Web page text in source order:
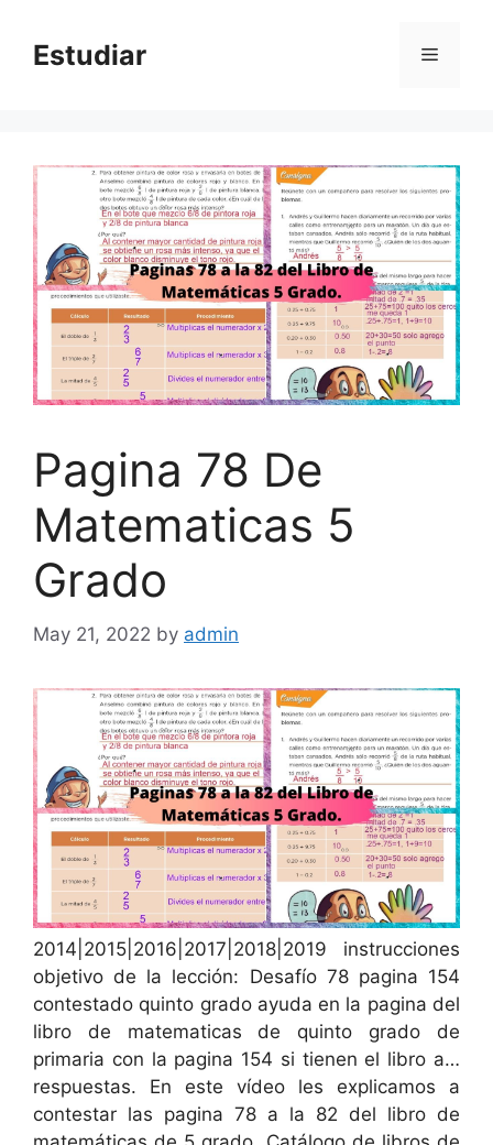
contentEstudiar Menu
Pagina 78 De
Matematicas 5
Grado
May 21, 2022 by admin
2014|2015|2016|2017|2018|2019 instrucciones
objetivo de la lección: Desafío 78 pagina 154
contestado quinto grado ayuda en la pagina del
libro de matematicas de quinto grado de
primaria con la pagina 154 si tienen el libro a…
respuestas. En este vídeo les explicamos a
contestar las pagina 78 a la 82 del libro de